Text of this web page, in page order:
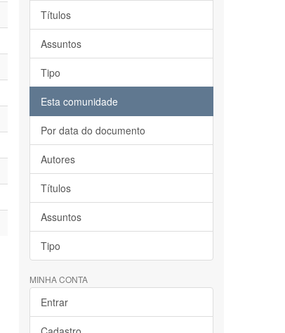
Títulos
Assuntos
Tipo
Esta comunidade
Por data do documento
Autores
Títulos
Assuntos
Tipo
MINHA CONTA
Entrar